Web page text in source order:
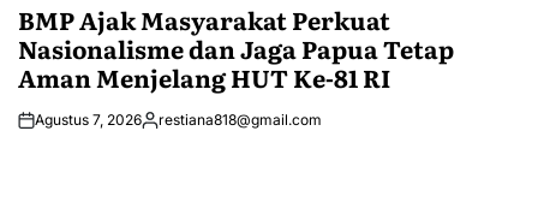
BMP Ajak Masyarakat Perkuat
Nasionalisme dan Jaga Papua Tetap
Aman Menjelang HUT Ke-81 RI
Agustus 7, 2026Posted
restiana818@gmail.com